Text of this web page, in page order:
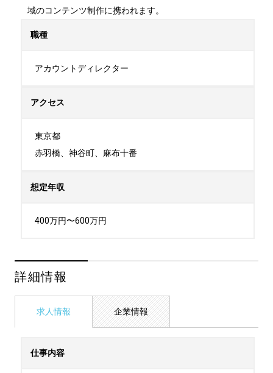
域のコンテンツ制作に携われます。
職種
アカウントディレクター
アクセス
東京都
赤羽橋、神谷町、麻布十番
想定年収
400万円〜600万円
詳細情報
求人情報 企業情報
仕事内容